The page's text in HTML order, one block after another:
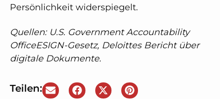
Persönlichkeit widerspiegelt.
Quellen: U.S. Government Accountability
OfficeESIGN-Gesetz, Deloittes Bericht über
digitale Dokumente.
Teilen: